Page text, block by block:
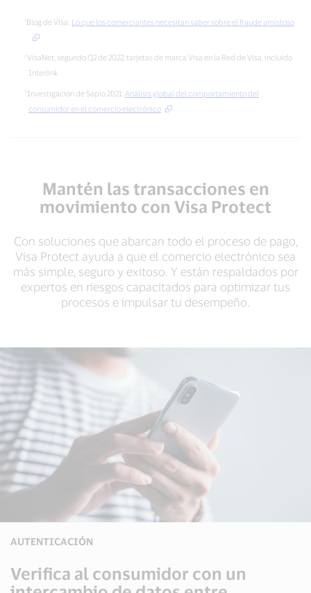
en
a
con
presencia
física
pedidos
después
una
transacción
rechazada³
Blog de Visa: Lo que los comerciantes necesitan saber sobre el fraude amistoso
VisaNet, segundo Q2 de 2022, tarjetas de marca Visa en la Red de Visa, incluido
Interlink
Investigación de Sapio 2021: Análisis global del comportamiento del
consumidor en el comercio electrónico
Mantén las transacciones en
movimiento con Visa Protect
Con soluciones que abarcan todo el proceso de pago,
Visa Protect ayuda a que el comercio electrónico sea
más simple, seguro y exitoso. Y están respaldados por
expertos en riesgos capacitados para optimizar tus
procesos e impulsar tu desempeño.
AUTENTICACIÓN
Verifica al consumidor con un